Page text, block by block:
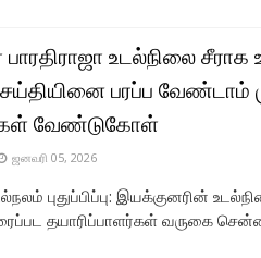
உடல்நிலை சீராக
பரப்ப
வேண்டுகோள்
ஜனவரி 05, 2026
புதுப்பிப்பு: இயக்குனரின்
தயாரிப்பாளர்கள் வருகை